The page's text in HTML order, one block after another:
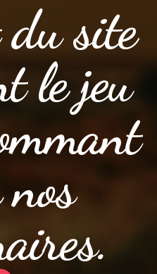
site
le jeu
nos